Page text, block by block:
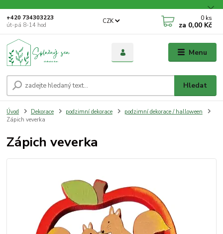
Menu
CZK
Hledat
+420 734303223
út-pá 8-14 hod
0 ks
za 0,00 Kč
Úvod Dekorace podzimní dekorace
podzimní dekorace / halloween
Zápich veverka
Zápich veverka